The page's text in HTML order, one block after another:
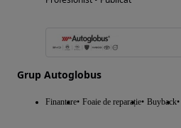
Grup Autoglobus
Finantare Foaie de reparație Buyback